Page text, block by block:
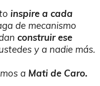
inspire a cada
de mecanismo
construir ese
y a nadie más.
a Mati de Caro.